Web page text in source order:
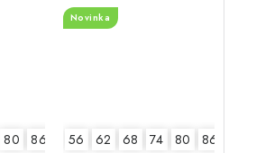
80 86 92
Novinka
56 62 68 74 80 86